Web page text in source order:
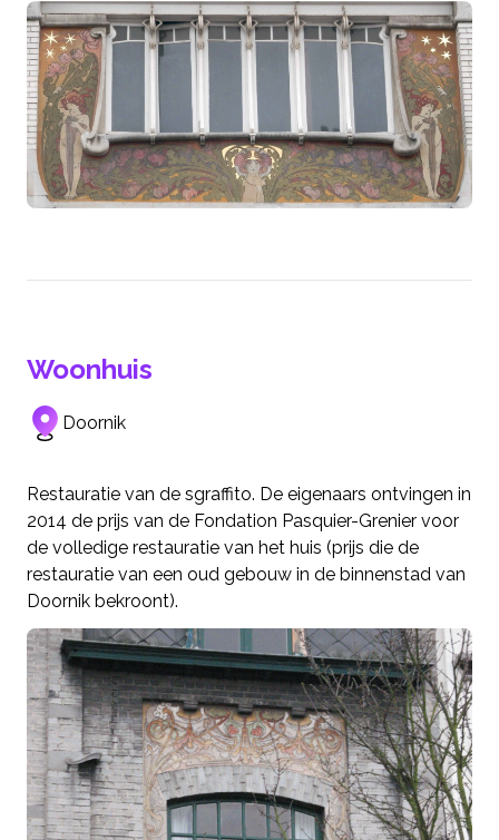
Woonhuis
Doornik
Restauratie van de sgraffito. De eigenaars ontvingen in
2014 de prijs van de Fondation Pasquier-Grenier voor
de volledige restauratie van het huis (prijs die de
restauratie van een oud gebouw in de binnenstad van
Doornik bekroont).